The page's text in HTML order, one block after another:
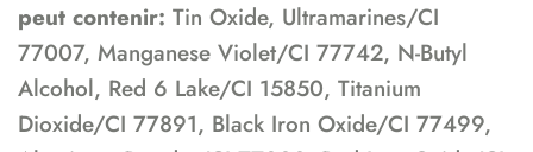
peut contenir: Tin Oxide, Ultramarines/CI
77007, Manganese Violet/CI 77742, N-Butyl
Alcohol, Red 6 Lake/CI 15850, Titanium
Dioxide/CI 77891, Black Iron Oxide/CI 77499,